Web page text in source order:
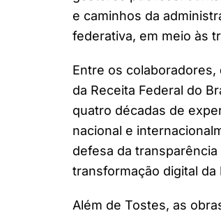
e caminhos da
federativa, em meio às
Entre os
da Receita Federal do
quatro décadas de
nacional e
defesa da
transformação digital da
Além de Tostes, as